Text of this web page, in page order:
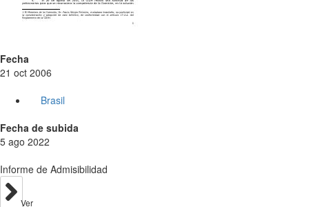
Fecha
21 oct 2006
Brasil
Fecha de subida
5 ago 2022
Informe de Admisibilidad
Ver